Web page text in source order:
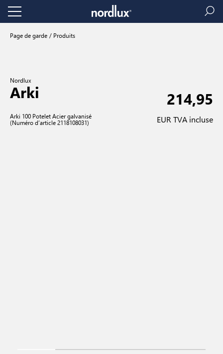
Page de garde Produits
Nordlux
Arki
Arki 100 Potelet Acier galvanisé
(Numéro d’article 2118108031)
214,95
EUR TVA incluse